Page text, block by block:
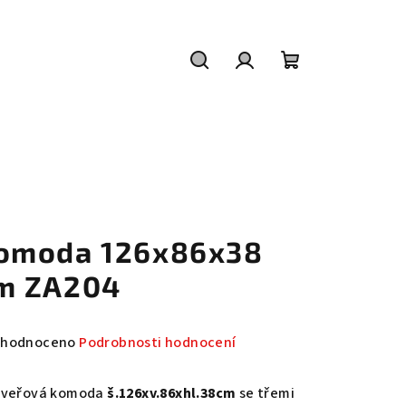
126x86x38
ZA204
Podrobnosti hodnocení
komodaš.126xv.86xhl.38cm se třemi